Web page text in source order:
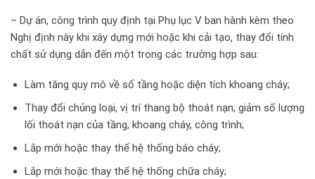
– Dự án, công trình quy định tại Phụ lục V ban hành kèm theo
Nghị định này khi xây dựng mới hoặc khi cải tạo, thay đổi tính
chất sử dụng dẫn đến một trong các trường hợp sau:
Làm tăng quy mô về số tầng hoặc diện tích khoang cháy;
Thay đổi chủng loại, vị trí thang bộ thoát nạn; giảm số lượng
lối thoát nạn của tầng, khoang cháy, công trình;
Lắp mới hoặc thay thế hệ thống báo cháy;
Lắp mới hoặc thay thế hệ thống chữa cháy;